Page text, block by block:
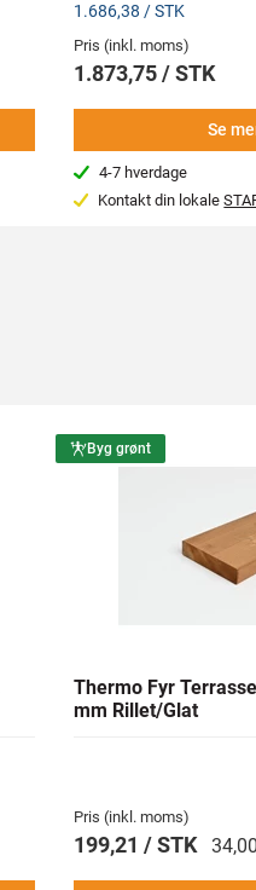
1.686,38 / STK
Pris (inkl. moms)
1.873,75 / STK
Se
4-7 hverdage
Kontakt din lokale
Byg grønt
Thermo Fyr
mm Rillet/Glat
Pris (inkl. moms)
199,21 / STK